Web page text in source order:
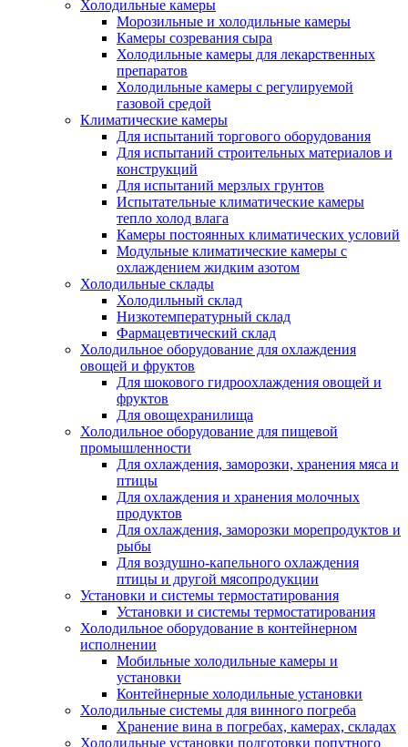
Холодильные камеры
Морозильные и холодильные камеры
Камеры созревания сыра
Холодильные камеры для лекарственных
препаратов
Холодильные камеры с регулируемой
газовой средой
Климатические камеры
Для испытаний торгового оборудования
Для испытаний строительных материалов и
конструкций
Для испытаний мерзлых грунтов
Испытательные климатические камеры
тепло холод влага
Камеры постоянных климатических условий
Модульные климатические камеры с
охлаждением жидким азотом
Холодильные склады
Холодильный склад
Низкотемпературный склад
Фармацевтический склад
Холодильное оборудование для охлаждения
овощей и фруктов
Для шокового гидроохлаждения овощей и
фруктов
Для овощехранилища
Холодильное оборудование для пищевой
промышленности
Для охлаждения, заморозки, хранения мяса и
птицы
Для охлаждения и хранения молочных
продуктов
Для охлаждения, заморозки морепродуктов и
рыбы
Для воздушно-капельного охлаждения
птицы и другой мясопродукции
Установки и системы термостатирования
Установки и системы термостатирования
Холодильное оборудование в контейнерном
исполнении
Мобильные холодильные камеры и
установки
Контейнерные холодильные установки
Холодильные системы для винного погреба
Хранение вина в погребах, камерах, складах
Холодильные установки подготовки попутного